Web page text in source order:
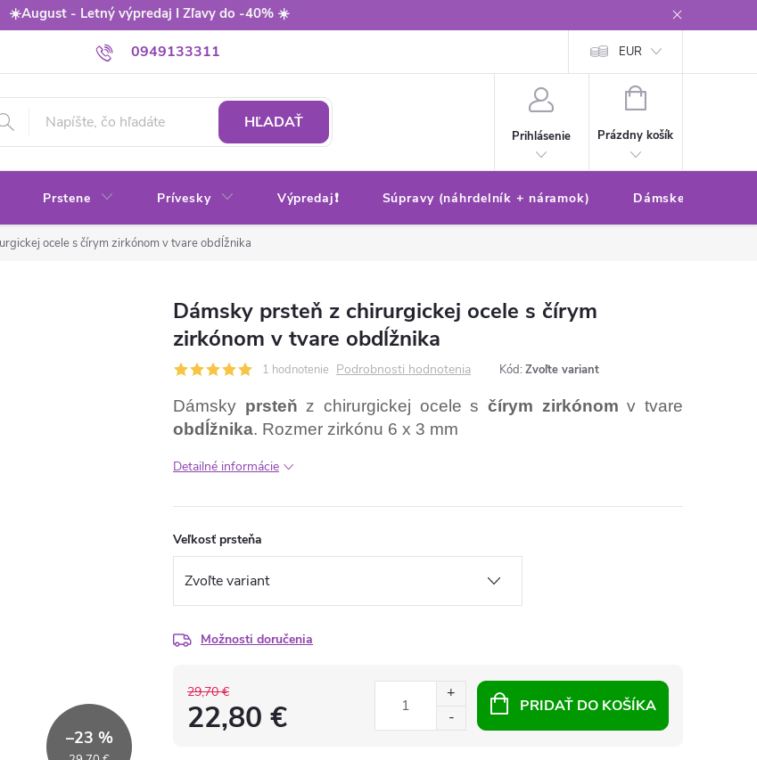
☀️August - Letný výpredaj I Zľavy do -40% ☀️
0949133311
Obchodné podmienky Ochrana osobných údajov
EUR
HĽADAŤ
Prihlásenie
NÁKUPNÝ
Prázdny košík
Prstene Prívesky Výpredaj❗ Súpravy (náhrdelník + náramok) Dámske sety
ocele s čírym zirkónom v tvare obdĺžnika
–23 %
Dámsky prsteň z chirurgickej ocele s čírym
zirkónom v tvare obdĺžnika
1 hodnotenie Podrobnosti hodnotenia Kód: Zvoľte variant
Dámsky prsteň z chirurgickej ocele sčírym zirkónom v tvare
obdĺžnika. Rozmer zirkónu 6 x 3 mm
Detailné informácie
Veľkosť prsteňa
Možnosti doručenia
29,70 €
22,80 € PRIDAŤ DO KOŠÍKA